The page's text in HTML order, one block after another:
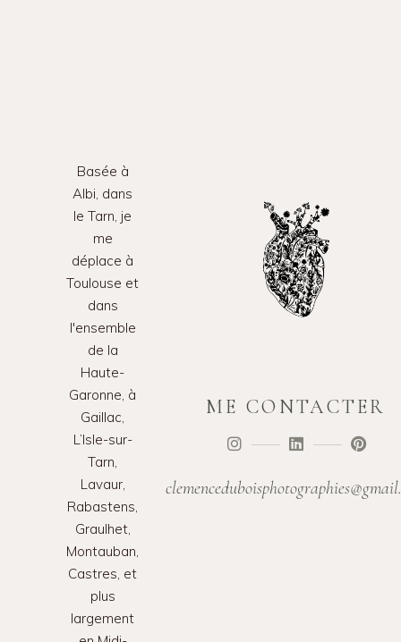
Basée à
Albi, dans
le Tarn, je
me
déplace à
Toulouse et
dans
l'ensemble
de la
Haute-
Garonne, à
Gaillac,
L’Isle-sur-
Tarn,
Lavaur,
Rabastens,
Graulhet,
Montauban,
Castres, et
plus
largement
ME CONTACTER